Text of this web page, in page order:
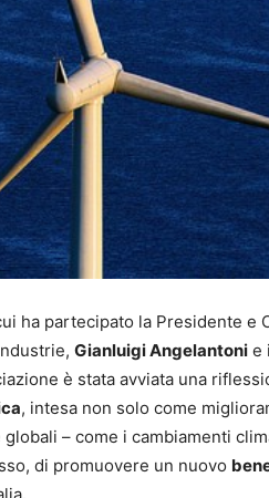
ha partecipato la Presidente e
Gianluigi Angelantoni e
è stata avviata una
, intesa non solo come
– come i cambiamenti
di promuovere un nuovo